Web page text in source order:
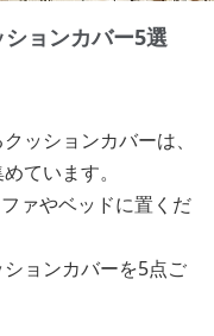
ョンカバー5選
ッションカバーは、
ています。
ァやベッドに置くだ
ョンカバーを5点ご